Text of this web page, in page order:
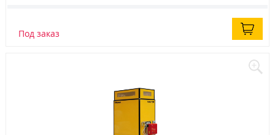
Под заказ